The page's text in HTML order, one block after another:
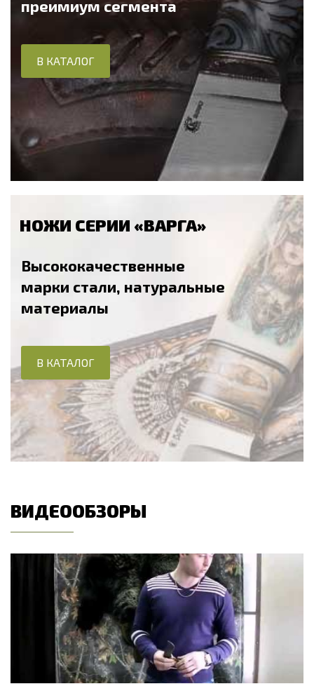
преимиум сегмента
В КАТАЛОГ
НОЖИ СЕРИИ «ВАРГА»
Высококачественные
марки стали, натуральные
материалы
В КАТАЛОГ
ВИДЕООБЗОРЫ